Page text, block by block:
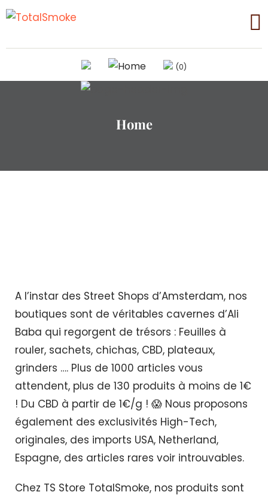
(0)
Home
A l’instar des Street Shops d’Amsterdam, nos
boutiques sont de véritables cavernes d’Ali
Baba qui regorgent de trésors : Feuilles à
rouler, sachets, chichas, CBD, plateaux,
grinders …. Plus de 1000 articles vous
attendent, plus de 130 produits à moins de 1€
! Du CBD à partir de 1€/g ! 😱 Nous proposons
également des exclusivités High-Tech,
originales, des imports USA, Netherland,
Espagne, des articles rares voir introuvables.
Chez TS Store TotalSmoke, nos produits sont